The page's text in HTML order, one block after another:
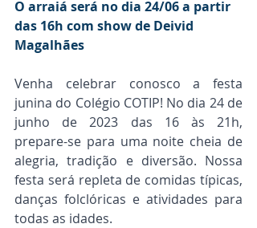
O arraiá será no dia 24/06 a partir
das 16h com show de Deivid
Magalhães
Venha celebrar conosco a festa
junina do Colégio COTIP! No dia 24 de
junho de 2023 das 16 às 21h,
prepare-se para uma noite cheia de
alegria, tradição e diversão. Nossa
festa será repleta de comidas típicas,
danças folclóricas e atividades para
todas as idades.